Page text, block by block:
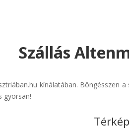
Szállás
kínálatában.
gyorsan!